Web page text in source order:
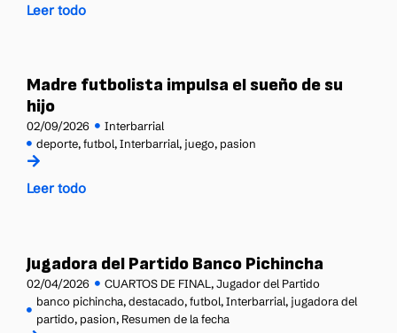
Leer todo
Madre futbolista impulsa el sueño de su
hijo
02/09/2026
Interbarrial
deporte,futbol,Interbarrial, juego, pasion
Leer todo
Jugadora del Partido Banco Pichincha
02/04/2026 CUARTOS DE FINAL ,Jugador del Partido
banco pichincha,destacado,futbol,Interbarrial, jugadora del
partido, pasion, Resumen de la fecha